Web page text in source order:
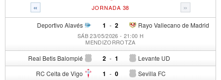
« »
JORNADA 38
Deportivo Alavés 1 - Rayo Vallecano de Madrid
2
SÁB 23/05/2026 - 21:00 H
MENDIZORROTZA
Real Betis Balompié 2 - Levante UD
1
RC Celta de Vigo 1 - Sevilla FC
0